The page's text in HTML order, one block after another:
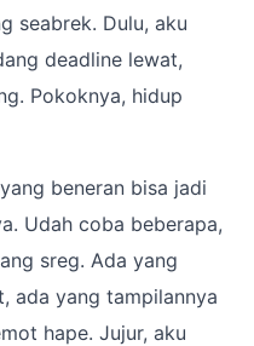
seabrek. Dulu, aku
deadline lewat,
Pokoknya, hidup
beneran bisa jadi
Udah coba beberapa,
sreg. Ada yang
ada yang tampilannya
hape. Jujur, aku